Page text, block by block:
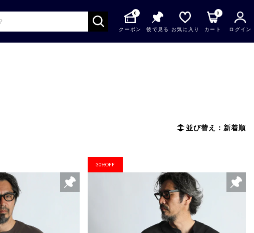
0
クーポン 後で見る お気に入り
0
カート ログイン
並び替え：新着順
30%OFF